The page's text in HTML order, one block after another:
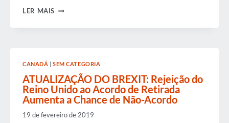
LER MAIS MASTERCLASS
CANADÁ |SEM CATEGORIA
ATUALIZAÇÃO DO BREXIT: Rejeição do
Reino Unido ao Acordo de Retirada
Aumenta a Chance de Não-Acordo
19 de fevereiro de 2019